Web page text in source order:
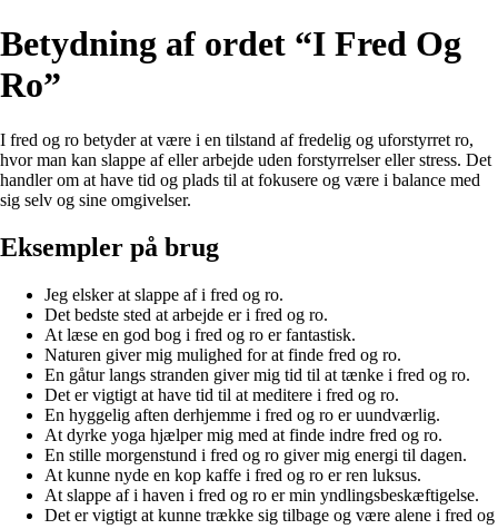
Betydning af ordet “I Fred Og
Ro”
I fred og ro betyder at være i en tilstand af fredelig og uforstyrret ro,
hvor man kan slappe af eller arbejde uden forstyrrelser eller stress. Det
handler om at have tid og plads til at fokusere og være i balance med
sig selv og sine omgivelser.
Eksempler på brug
Jeg elsker at slappe af i fred og ro.
Det bedste sted at arbejde er i fred og ro.
At læse en god bog i fred og ro er fantastisk.
Naturen giver mig mulighed for at finde fred og ro.
En gåtur langs stranden giver mig tid til at tænke i fred og ro.
Det er vigtigt at have tid til at meditere i fred og ro.
En hyggelig aften derhjemme i fred og ro er uundværlig.
At dyrke yoga hjælper mig med at finde indre fred og ro.
En stille morgenstund i fred og ro giver mig energi til dagen.
At kunne nyde en kop kaffe i fred og ro er ren luksus.
At slappe af i haven i fred og ro er min yndlingsbeskæftigelse.
Det er vigtigt at kunne trække sig tilbage og være alene i fred og